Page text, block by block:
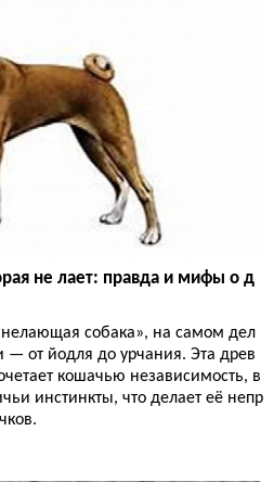
не лает: правда и мифы о д
собака», на самом дел
— от йодля до урчания. Эта древ
кошачью независимость, в
инстинкты, что делает её непр